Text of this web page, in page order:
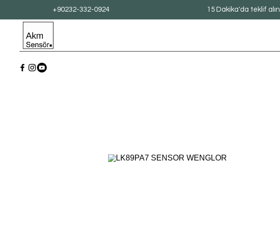
+90232-332-0924 15 Dakika'da teklif alın